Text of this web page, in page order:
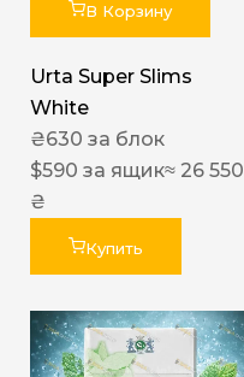
В Корзину
Urta Super Slims
White
₴630 за блок
$590 за ящик≈ 26 550
₴
Купить